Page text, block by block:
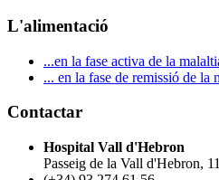
L'alimentació
...en la fase activa de la
... en la fase de remissió de la
Contactar
Hospital Vall d'Hebron
Passeig de la Vall d'Hebron,